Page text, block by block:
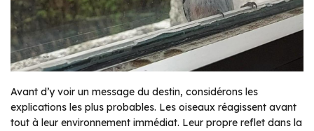
Avant d’y voir un message du destin, considérons les
explications les plus probables. Les oiseaux réagissent avant
tout à leur environnement immédiat. Leur propre reflet dans la